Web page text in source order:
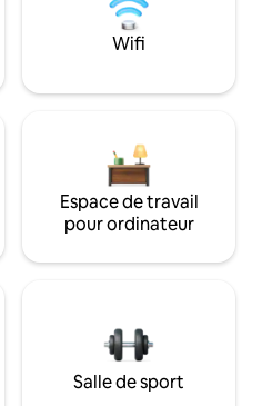
Wifi
Espace de travail
pour ordinateur
Salle de sport